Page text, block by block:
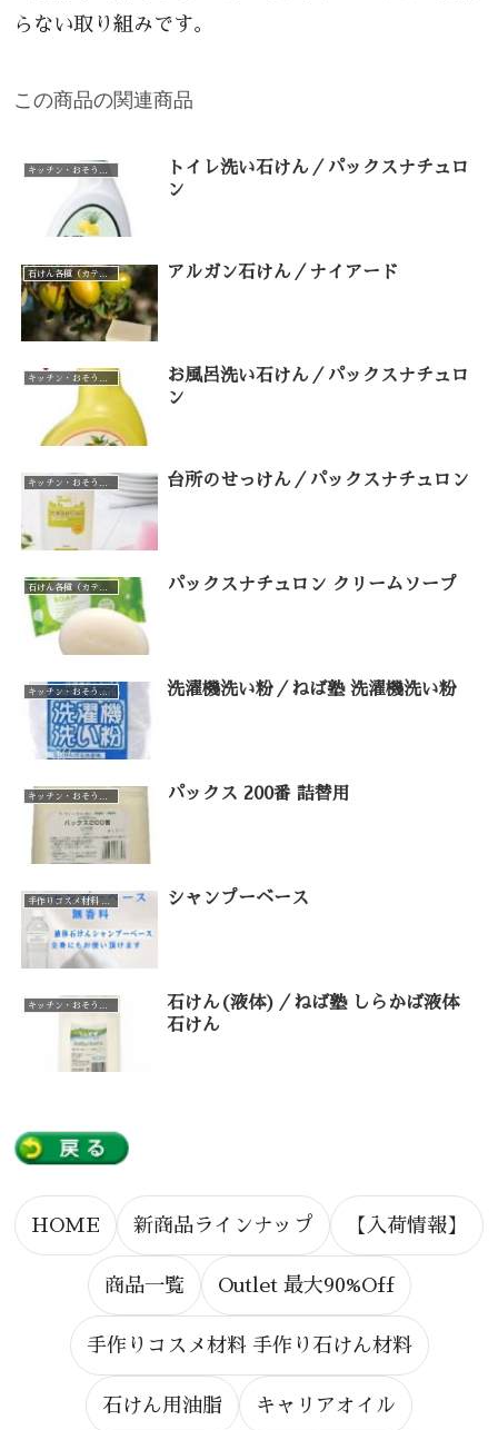
らない取り組みです。
この商品の関連商品
トイレ洗い石けん／パックスナチュロ
ン
アルガン石けん／ナイアード
お風呂洗い石けん／パックスナチュロ
ン
台所のせっけん／パックスナチュロン
パックスナチュロン クリームソープ
キッチン・おそうじ・お洗濯（カテゴリー一覧） 洗濯機洗い粉／ねば塾 洗濯機洗い粉
パックス 200番 詰替用
手作りコスメ材料 手作り石けん材料（カテゴリー一覧） シャンプーベース
石けん(液体)／ねば塾 しらかば液体
石けん
HOME 新商品ラインナップ 【入荷情報】
商品一覧 Outlet 最大90%Off
手作りコスメ材料 手作り石けん材料
石けん用油脂 キャリアオイル